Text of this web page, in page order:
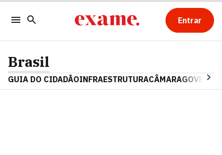
Entrar
Brasil
GUIA DO CIDADÃOINFRAESTRUTURACÂMARAGOVERNO